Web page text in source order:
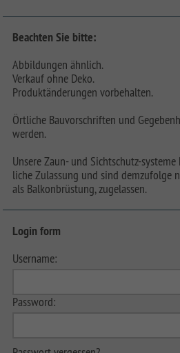
Beachten Sie bitte:
Abbildungen ähnlich.
Verkauf ohne Deko.
Produktänderungen vorbehalten.
Örtliche Bauvorschriften und
werden.
Unsere Zaun- und Sichtschutz-
liche Zulassung und sind demzufolge
als Balkonbrüstung, zugelassen.
Login form
Username:
Password: